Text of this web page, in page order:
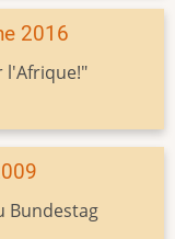
2016
l'Afrique!"
Bundestag